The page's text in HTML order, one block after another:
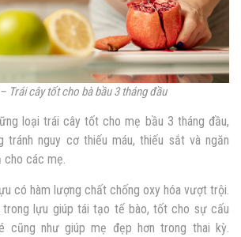
Trái cây tốt cho bà bầu 3 tháng đầu
loại trái cây tốt cho mẹ bầu 3 tháng đầu,
tránh nguy cơ thiếu máu, thiếu sắt và ngăn
cho các mẹ.
có hàm lượng chất chống oxy hóa vượt trội.
trong lựu giúp tái tạo tế bào, tốt cho sự cấu
cũng như giúp mẹ đẹp hơn trong thai kỳ.